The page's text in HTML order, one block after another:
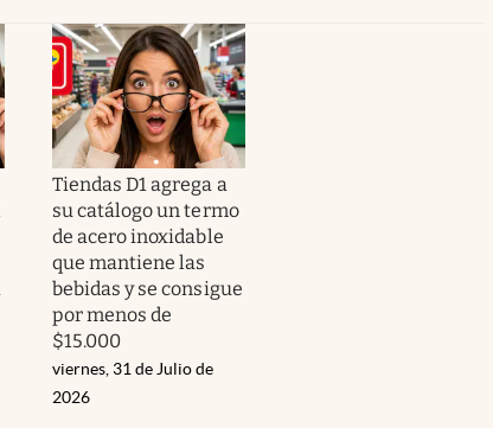
Tiendas D1 agrega a
su catálogo un termo
de acero inoxidable
que mantiene las
bebidas y se consigue
por menos de
$15.000
viernes, 31 de Julio de
2026